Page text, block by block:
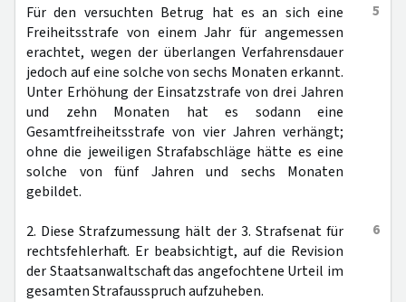
5
Für den versuchten Betrug hat es an sich eine
Freiheitsstrafe von einem Jahr für angemessen
erachtet, wegen der überlangen Verfahrensdauer
jedoch auf eine solche von sechs Monaten erkannt.
Unter Erhöhung der Einsatzstrafe von drei Jahren
und zehn Monaten hat es sodann eine
Gesamtfreiheitsstrafe von vier Jahren verhängt;
ohne die jeweiligen Strafabschläge hätte es eine
solche von fünf Jahren und sechs Monaten
gebildet.
6
2. Diese Strafzumessung hält der 3. Strafsenat für
rechtsfehlerhaft. Er beabsichtigt, auf die Revision
der Staatsanwaltschaft das angefochtene Urteil im
gesamten Strafausspruch aufzuheben.